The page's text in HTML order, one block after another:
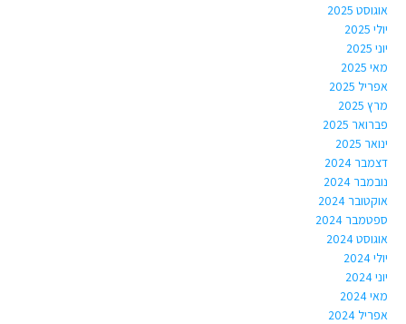
אוגוסט 2025
יולי 2025
יוני 2025
מאי 2025
אפריל 2025
מרץ 2025
פברואר 2025
ינואר 2025
דצמבר 2024
נובמבר 2024
אוקטובר 2024
ספטמבר 2024
אוגוסט 2024
יולי 2024
יוני 2024
מאי 2024
אפריל 2024